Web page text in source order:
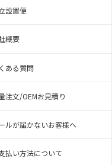
設置便
概要
注文/OEMお見積り
払い方法について
ある質問
ルが届かないお客様へ